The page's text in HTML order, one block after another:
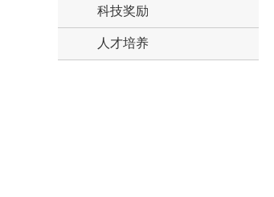
科技奖励
人才培养